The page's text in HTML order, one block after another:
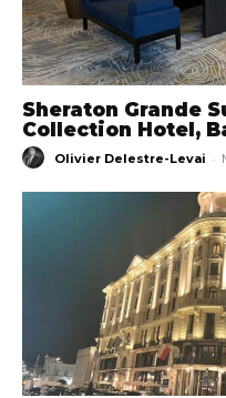
Sheraton Grande
Collection Hotel,
Olivier Delestre-Levai -